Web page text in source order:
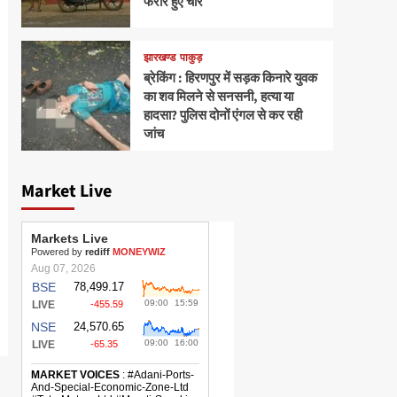
झारखण्ड पाकुड़
ब्रेकिंग : हिरणपुर में सड़क किनारे युवक
का शव मिलने से सनसनी, हत्या या
हादसा? पुलिस दोनों एंगल से कर रही
जांच
Market Live